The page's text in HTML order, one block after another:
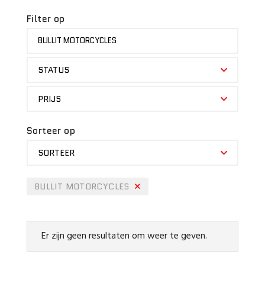
Filter op
BULLIT MOTORCYCLES
STATUS
PRIJS
Sorteer op
SORTEER
BULLIT MOTORCYCLES
Er zijn geen resultaten om weer te geven.